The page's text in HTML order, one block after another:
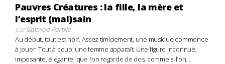
Pauvres Créatures : la fille, la mère et
l’esprit (mal)sain
parGabriela Portillo
Au début, tout est noir. Assez timidement, une musique commence
à jouer. Tout à coup, une femme apparaît. Une figure inconnue,
imposante, élégante, que l’on regarde de dos, comme si l’on...